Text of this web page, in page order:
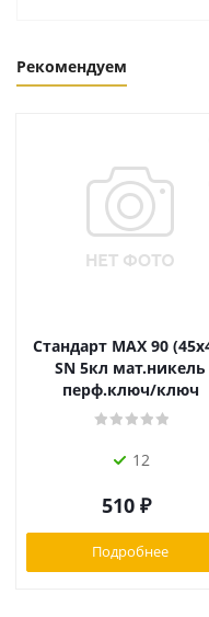
Рекомендуем
Стандарт MAX 90
SN 5кл мат.никель
перф.ключ/ключ
12
510 ₽
Подробнее